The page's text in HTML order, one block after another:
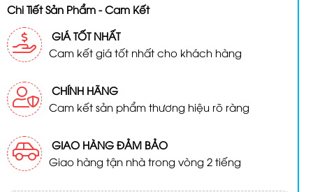
Chi Tiết Sản Phẩm - Cam Kết
GIÁ TỐT NHẤT
Cam kết giá tốt nhất cho khách hàng
CHÍNH HÃNG
Cam kết sản phẩm thương hiệu rõ ràng
GIAO HÀNG ĐẢM BẢO
Giao hàng tận nhà trong vòng 2 tiếng